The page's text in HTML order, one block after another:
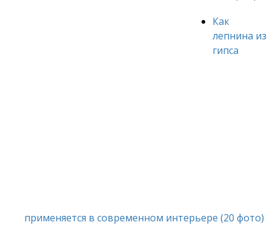
Как
лепнина из
гипса
применяется в современном интерьере (20 фото)